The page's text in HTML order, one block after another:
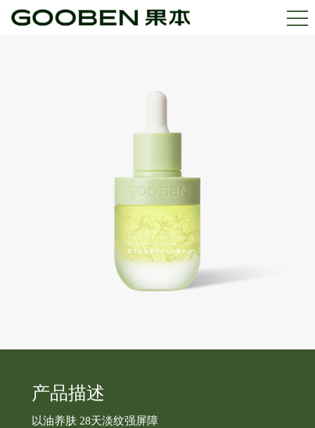
产品描述
以油养肤 28天淡纹强屏障